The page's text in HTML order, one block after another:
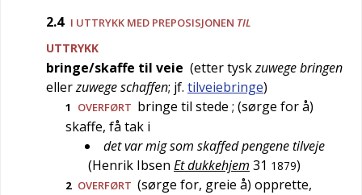
2.4 I UTTRYKK MED PREPOSISJONEN TIL
UTTRYKK
bringe/skaffe til veie (ettertyskzuwege bringen
ellerzuwege schaffen; jf. tilveiebringe)
1 OVERFØRT bringe til stede ; (sørge for å)
skaffe, få tak i
det var mig som skaffed pengene tilveje
(Henrik Ibsen Et dukkehjem 31 1879)
2 OVERFØRT (sørge for, greie å) opprette,